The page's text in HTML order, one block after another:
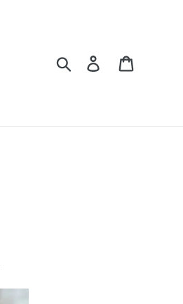
RechercherSe connecter